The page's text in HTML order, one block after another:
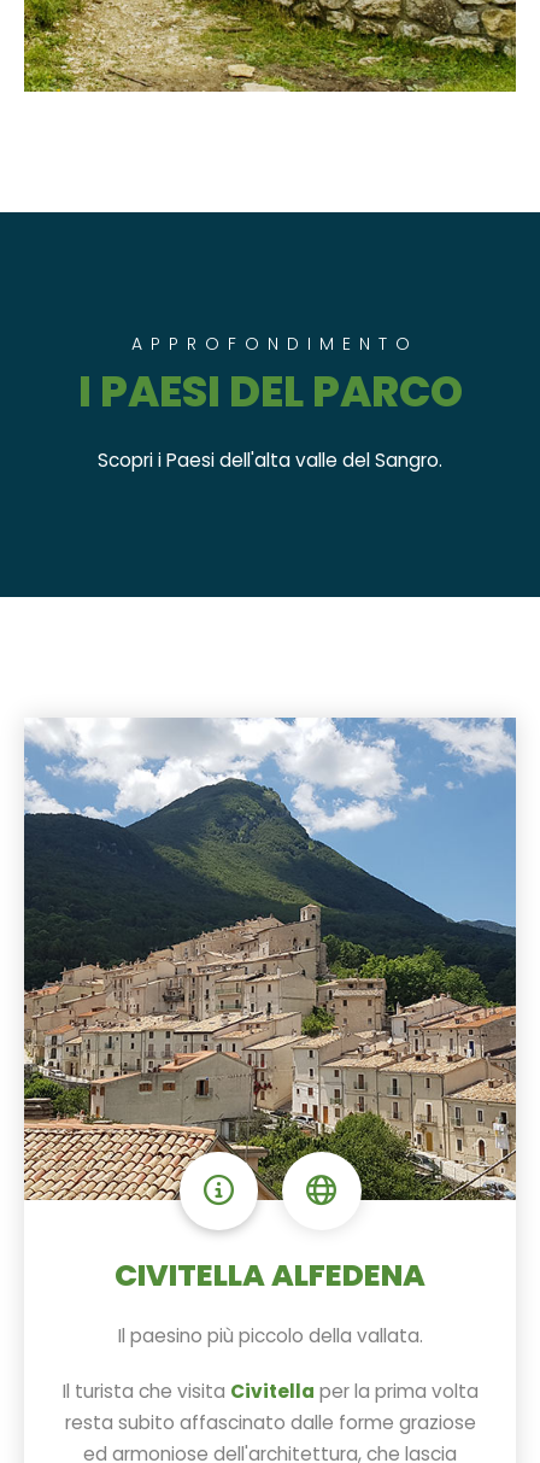
APPROFONDIMENTO
I PAESI DEL PARCO
Scopri i Paesi dell'alta valle del Sangro.
CIVITELLA ALFEDENA
Il paesino più piccolo della vallata.
Il turista che visita Civitella per la prima volta
resta subito affascinato dalle forme graziose
ed armoniose dell'architettura, che lascia